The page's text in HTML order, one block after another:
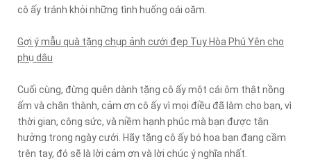
cô ấy tránh khỏi những tình huống oái oăm.
Gợi ý mẫu quà tặng chụp ảnh cưới đẹp Tuy Hòa Phú Yên cho
phụ dâu
Cuối cùng, đừng quên dành tặng cô ấy một cái ôm thật nồng
ấm và chân thành, cảm ơn cô ấy vì mọi điều đã làm cho bạn, vì
thời gian, công sức, và niềm hạnh phúc mà bạn được tận
hưởng trong ngày cưới. Hãy tặng cô ấy bó hoa bạn đang cầm
trên tay, đó sẽ là lời cảm ơn và lời chúc ý nghĩa nhất.